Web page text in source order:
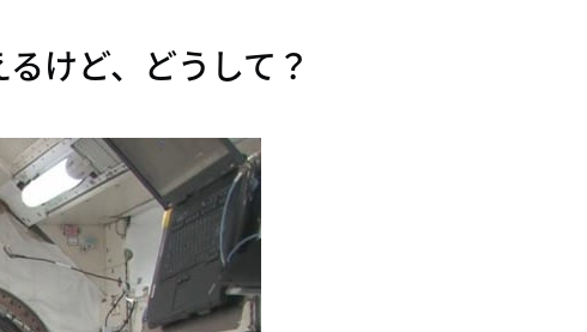
けど、どうして？